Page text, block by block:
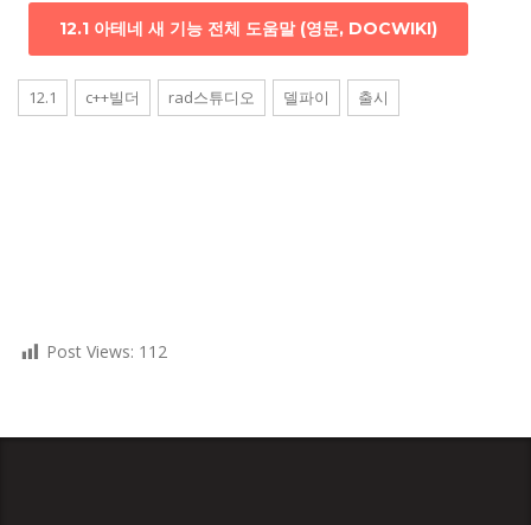
12.1 아테네 새 기능 전체 도움말 (영문, DOCWIKI)
12.1 c++빌더 rad스튜디오 델파이 출시
Post Views: 112